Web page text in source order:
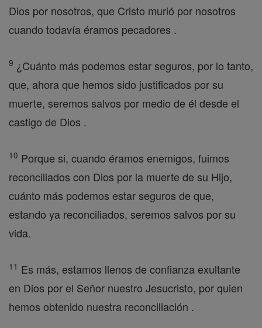
Dios por nosotros, que Cristo murió por nosotros
cuando todavía éramos pecadores .
9 ¿Cuánto más podemos estar seguros, por lo tanto,
que, ahora que hemos sido justificados por su
muerte, seremos salvos por medio de él desde el
castigo de Dios .
10 Porque si, cuando éramos enemigos, fuimos
reconciliados con Dios por la muerte de su Hijo,
cuánto más podemos estar seguros de que,
estando ya reconciliados, seremos salvos por su
vida.
11 Es más, estamos llenos de confianza exultante
en Dios por el Señor nuestro Jesucristo, por quien
hemos obtenido nuestra reconciliación .